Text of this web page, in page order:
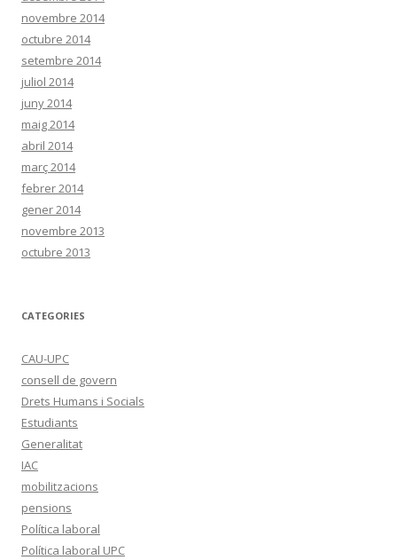
novembre 2014
octubre 2014
setembre 2014
juliol 2014
juny 2014
maig 2014
abril 2014
març 2014
febrer 2014
gener 2014
novembre 2013
octubre 2013
CATEGORIES
CAU-UPC
consell de govern
Drets Humans i Socials
Estudiants
Generalitat
IAC
mobilitzacions
pensions
Política laboral
Política laboral UPC